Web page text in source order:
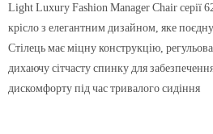
Light Luxury Fashion Manager Chair серії
крісло з елегантним дизайном, яке
Стілець має міцну конструкцію,
дихаючу сітчасту спинку для
дискомфорту під час тривалого сидіння